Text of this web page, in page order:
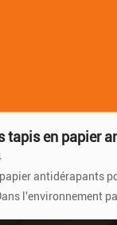
utilise généralement du papier à haute résistance comme matériau de base et est recouvert d'un revêtement
sur sa
tapis en papier
antidérapants
l'environnement